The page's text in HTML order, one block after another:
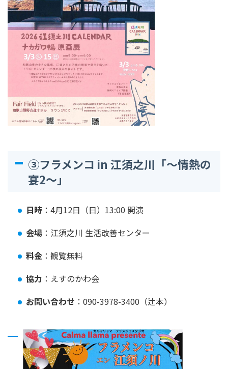
③フラメンコ in 江須之川「～情熱の
宴2～」
日時 ：4月12日（日）13:00 開演
会場 ：江須之川 生活改善センター
料金 ：観覧無料
協力 ：えすのかわ会
お問い合わせ ：090-3978-3400（辻本）